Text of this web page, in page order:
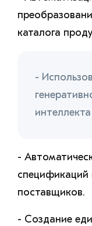
каталога
-
интеллекта
-
спецификаций
поставщиков.
- Создание